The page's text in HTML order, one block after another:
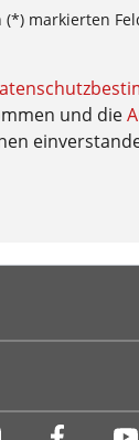
(*) markierten
und die